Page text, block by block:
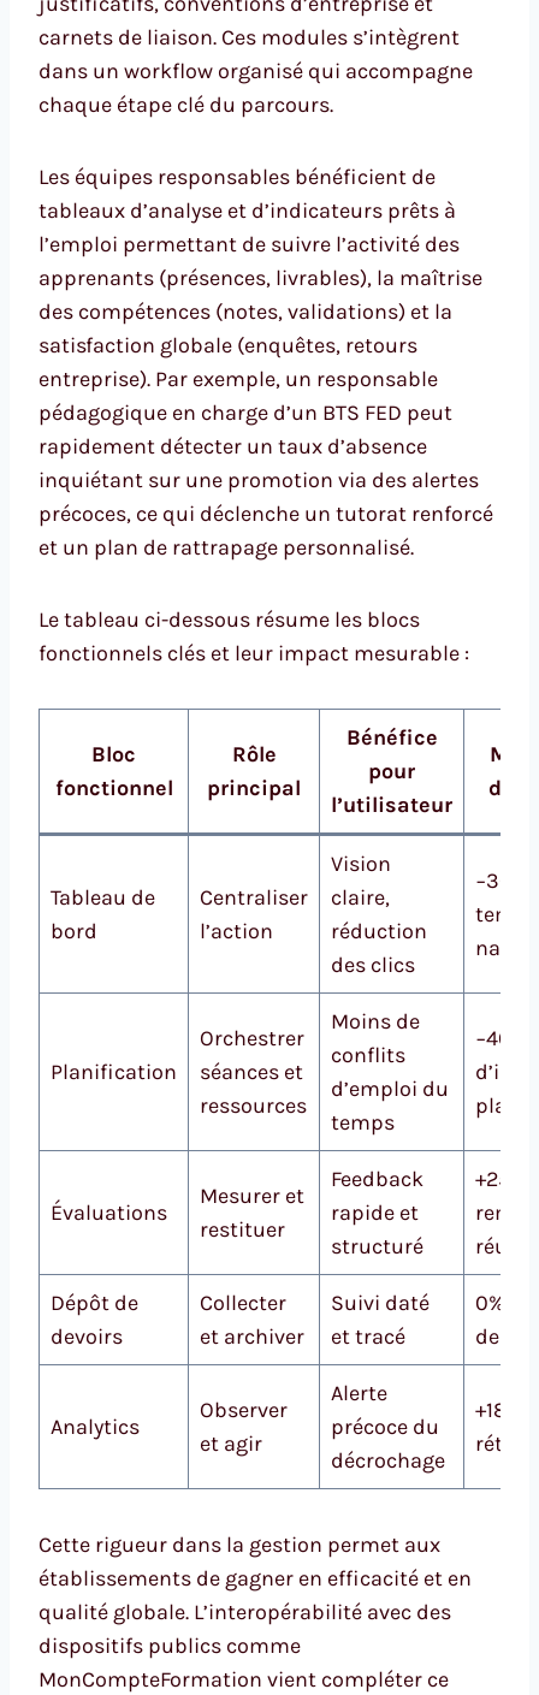
carnets de liaison. Ces modules s’intègrent
dans un workflow organisé qui accompagne
chaque étape clé du parcours.
Les équipes responsables bénéficient de
tableaux d’analyse et d’indicateurs prêts à
l’emploi permettant de suivre l’activité des
apprenants (présences, livrables), la maîtrise
des compétences (notes, validations) et la
satisfaction globale (enquêtes, retours
entreprise). Par exemple, un responsable
pédagogique en charge d’un BTS FED peut
rapidement détecter un taux d’absence
inquiétant sur une promotion via des alertes
précoces, ce qui déclenche un tutorat renforcé
et un plan de rattrapage personnalisé.
Le tableau ci-dessous résume les blocs
fonctionnels clés et leur impact mesurable :
Bloc
fonctionnel
Rôle
principal
Bénéfice
pour
l’utilisateur
de
Tableau de
bord
Centraliser
l’action
Vision
claire,
réduction
des clics
−30%
Planification
Orchestrer
séances et
ressources
Moins de
conflits
d’emploi du
temps
−40%
Évaluations
Mesurer et
restituer
Feedback
rapide et
structuré
+25%
Dépôt de
devoirs
Collecter
et archiver
Suivi daté
et tracé
0%
de
Analytics
Observer
et agir
Alerte
précoce du
décrochage
+18%
Cette rigueur dans la gestion permet aux
établissements de gagner en efficacité et en
qualité globale. L’interopérabilité avec des
dispositifs publics comme
MonCompteFormation vient compléter ce